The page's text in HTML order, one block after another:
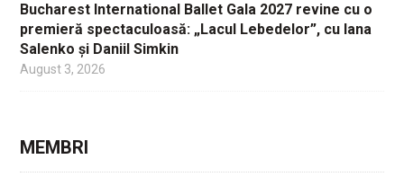
Bucharest International Ballet Gala 2027 revine cu o
premieră spectaculoasă: „Lacul Lebedelor”, cu Iana
Salenko și Daniil Simkin
August 3, 2026
MEMBRI